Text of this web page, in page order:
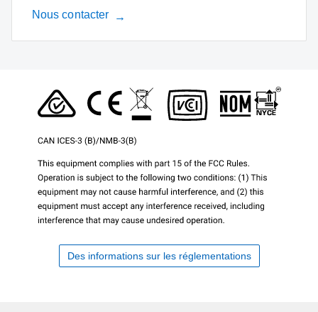
Nous contacter
Des informations sur les réglementations